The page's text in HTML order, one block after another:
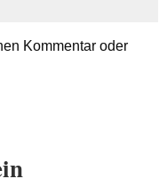
Kommentar oder